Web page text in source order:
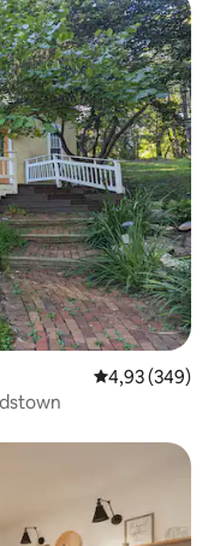
aimés
Note
4,93 (349)